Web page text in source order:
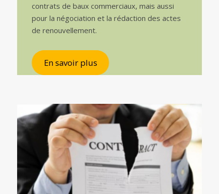
contrats de baux commerciaux, mais aussi
pour la négociation et la rédaction des actes
de renouvellement.
En savoir plus